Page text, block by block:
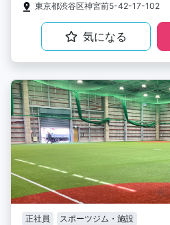
東京都渋谷区神宮前5-42-17-102
気になる
正社員 スポーツジム・施設